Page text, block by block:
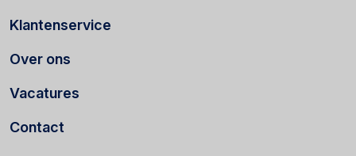
Klantenservice
Over ons
Vacatures
Contact